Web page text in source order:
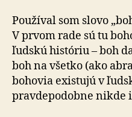
Používal som slovo
V prvom rade sú tu
ľudskú históriu – boh
boh na všetko (ako
bohovia existujú v
pravdepodobne nikde